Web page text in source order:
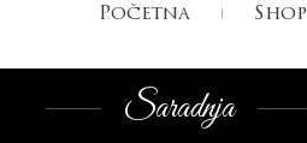
Početna Shop
Saradnja